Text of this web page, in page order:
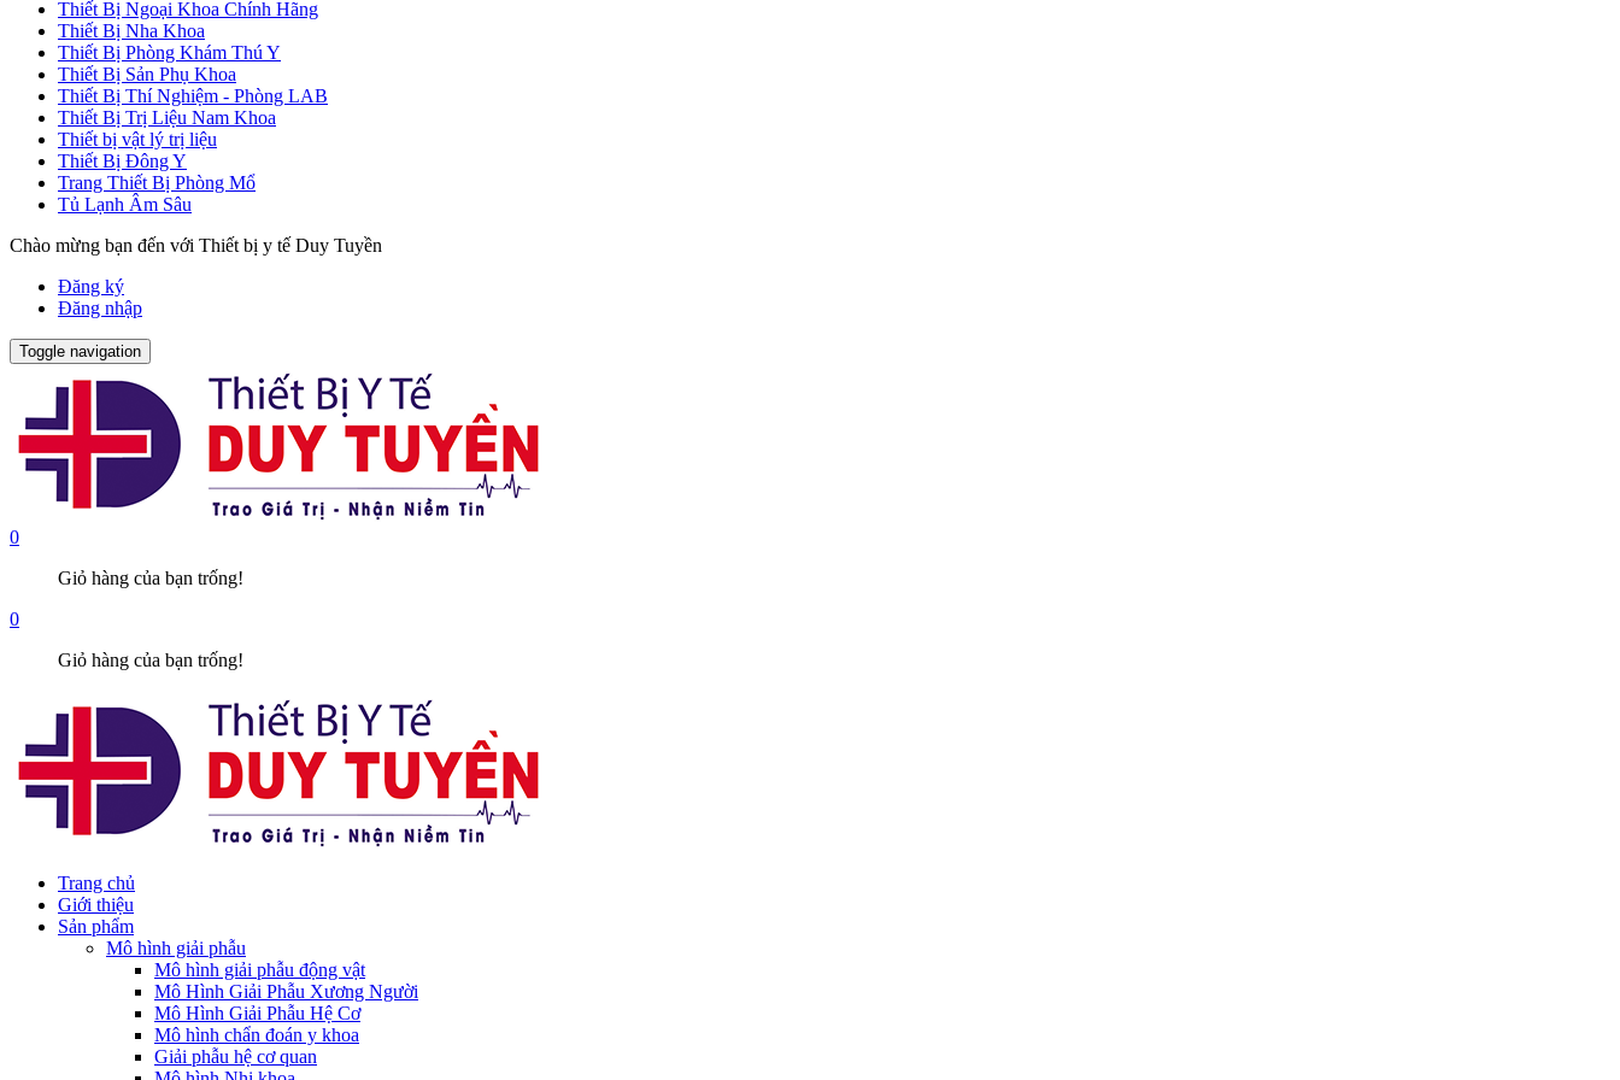
Thiết Bị Ngoại Khoa Chính Hãng
Thiết Bị Nha Khoa
Thiết Bị Phòng Khám Thú Y
Thiết Bị Sản Phụ Khoa
Thiết Bị Thí Nghiệm - Phòng LAB
Thiết Bị Trị Liệu Nam Khoa
Thiết bị vật lý trị liệu
Thiết Bị Đông Y
Trang Thiết Bị Phòng Mổ
Tủ Lạnh Âm Sâu
Chào mừng bạn đến với Thiết bị y tế Duy Tuyền
Đăng ký
Đăng nhập
Toggle navigation
0
Giỏ hàng của bạn trống!
0
Giỏ hàng của bạn trống!
Trang chủ
Giới thiệu
Sản phẩm
Mô hình giải phẫu
Mô hình giải phẫu động vật
Mô Hình Giải Phẫu Xương Người
Mô Hình Giải Phẫu Hệ Cơ
Mô hình chẩn đoán y khoa
Giải phẫu hệ cơ quan